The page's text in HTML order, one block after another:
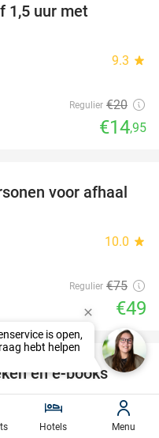
1,5 uur met
9.3 star
Regulier €20
€14,95
35%
voor afhaal
10.0 star
Regulier €75
€49
100%
favorite_border
en e-books
Hotels Menu
is open,
hebt helpen